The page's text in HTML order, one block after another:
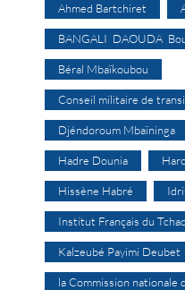
Ahmed Bartchiret
BANGALI DAOUDA
Béral Mbaïkoubou
Conseil militaire de
Djéndoroum Mbaïninga
Hadre Dounia
Hissène Habré
Institut Français du Tchad
Kalzeubé Payimi Deubet
la Commission nationale